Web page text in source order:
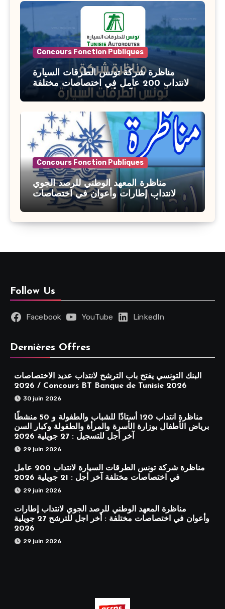
Concours Fonction Publiques
مناظرة شركة تونس الطرقات السيارة
لانتداب 200 عامل في اختصاصات مختلفة
آخر أجل : 21 جويلية 2026
Concours Fonction Publiques
مناظرة المعهد الوطني للرصد الجوي
لانتداب إطارات وأعوان في اختصاصات
مختلفة : أخر اجل للترشح 27 جويلية 2026
Follow Us
Facebook YouTube LinkedIn
Dernières Offres
البنك التونسي يفتح باب الترشح لانتداب عديد الاختصاصات
2026 / Concours BT Banque de Tunisie 2026
30 juin 2026
مناظرة انتداب 120 أستاذًا للشباب والطفولة و 50 منشطًا
برياض الأطفال بوزارة الأسرة والمرأة والطفولة وكبار السن
آخر أجل للتسجيل : 27 جويلية 2026
29 juin 2026
مناظرة شركة تونس الطرقات السيارة لانتداب 200 عامل
في اختصاصات مختلفة آخر أجل : 21 جويلية 2026
29 juin 2026
مناظرة المعهد الوطني للرصد الجوي لانتداب إطارات
وأعوان في اختصاصات مختلفة : أخر اجل للترشح 27 جويلية
2026
29 juin 2026